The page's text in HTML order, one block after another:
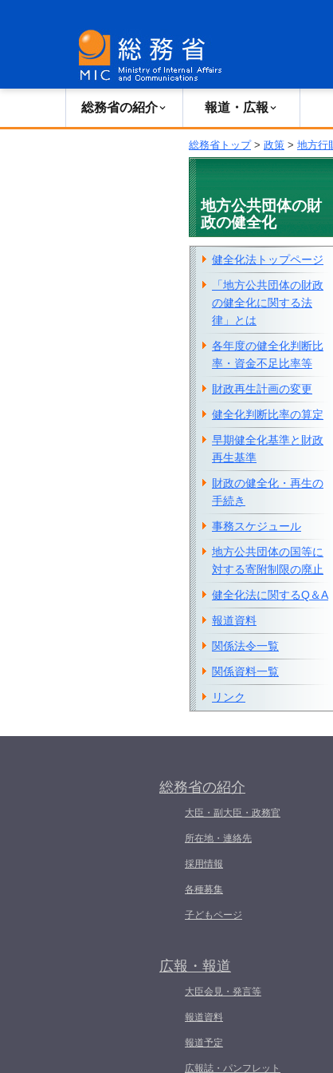
総務省の紹介 報道・広報
総務省トップ> 政策 > 地方行
地方公共団体の財
政の健全化
健全化法トップページ
「地方公共団体の財政
の健全化に関する法
律」とは
各年度の健全化判断比
率・資金不足比率等
財政再生計画の変更
健全化判断比率の算定
早期健全化基準と財政
再生基準
財政の健全化・再生の
手続き
事務スケジュール
地方公共団体の国等に
対する寄附制限の廃止
健全化法に関するQ＆A
報道資料
関係法令一覧
関係資料一覧
リンク
総務省の紹介
大臣・副大臣・政務官
所在地・連絡先
採用情報
各種募集
子どもページ
広報・報道
大臣会見・発言等
報道資料
報道予定
広報誌・パンフレット